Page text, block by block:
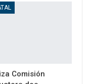
Comisión